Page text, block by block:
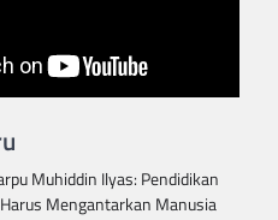
Muhiddin Ilyas: Pendidikan
Mengantarkan Manusia